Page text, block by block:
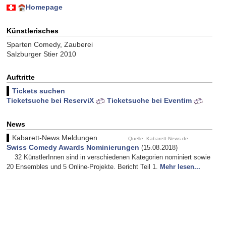
Homepage
Künstlerisches
Sparten Comedy, Zauberei
Salzburger Stier 2010
Auftritte
Tickets suchen
Ticketsuche bei ReserviX
Ticketsuche bei Eventim
News
Kabarett-News Meldungen
Quelle: Kabarett-News.de
Swiss Comedy Awards Nominierungen (15.08.2018)
32 KünstlerInnen sind in verschiedenen Kategorien nominiert sowie
20 Ensembles und 5 Online-Projekte. Bericht Teil 1.
Mehr lesen...